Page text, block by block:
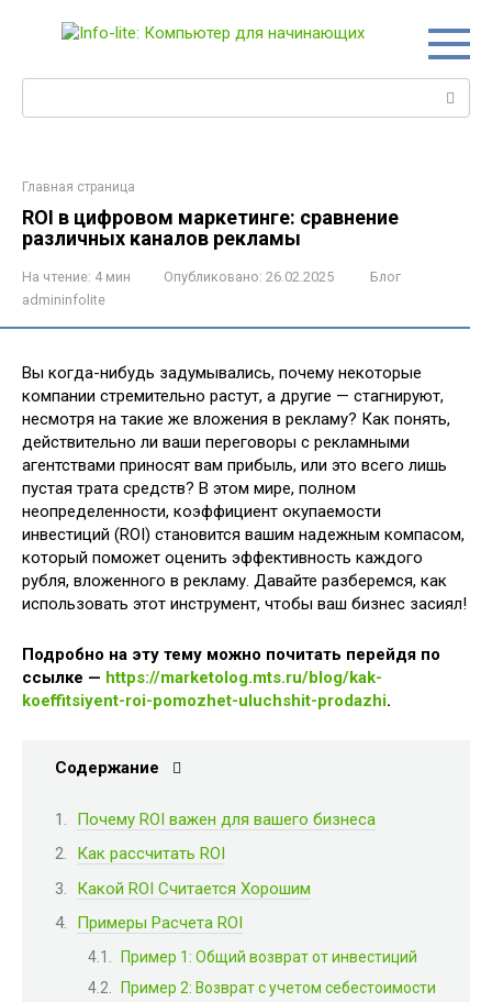
Главная страница
ROI в цифровом маркетинге: сравнение
различных каналов рекламы
На чтение: 4 мин Опубликовано: 26.02.2025
Блог
admininfolite
Вы когда-нибудь задумывались, почему некоторые
компании стремительно растут, а другие — стагнируют,
несмотря на такие же вложения в рекламу? Как понять,
действительно ли ваши переговоры с рекламными
агентствами приносят вам прибыль, или это всего лишь
пустая трата средств? В этом мире, полном
неопределенности, коэффициент окупаемости
инвестиций (ROI) становится вашим надежным компасом,
который поможет оценить эффективность каждого
рубля, вложенного в рекламу. Давайте разберемся, как
использовать этот инструмент, чтобы ваш бизнес засиял!
Подробно на эту тему можно почитать перейдя по
ссылке — https://marketolog.mts.ru/blog/kak-
koeffitsiyent-roi-pomozhet-uluchshit-prodazhi.
Содержание
Почему ROI важен для вашего бизнеса
Как рассчитать ROI
Какой ROI Считается Хорошим
Примеры Расчета ROI
Пример 1: Общий возврат от инвестиций
Пример 2: Возврат с учетом себестоимости